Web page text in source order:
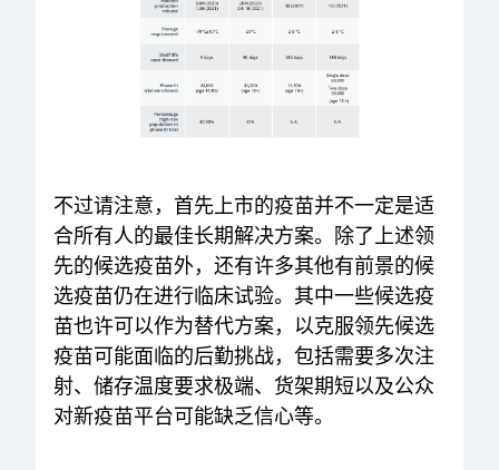
不过请注意，首先上市的疫苗并不一定是适
合所有人的最佳长期解决方案。除了上述领
先的候选疫苗外，还有许多其他有前景的候
选疫苗仍在进行临床试验。其中一些候选疫
苗也许可以作为替代方案，以克服领先候选
疫苗可能面临的后勤挑战，包括需要多次注
射、储存温度要求极端、货架期短以及公众
对新疫苗平台可能缺乏信心等。